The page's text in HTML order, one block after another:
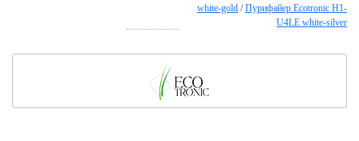
white-gold /Пурифайер Ecotronic H1-
U4LE white-silver